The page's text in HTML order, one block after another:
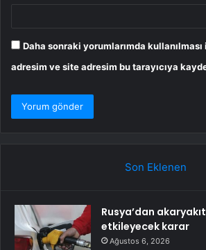
Daha sonraki yorumlarımda
adresim ve site adresim bu tarayıcıya
Son Eklenen
Rusya’dan
etkileyecek karar
Ağustos 6, 2026